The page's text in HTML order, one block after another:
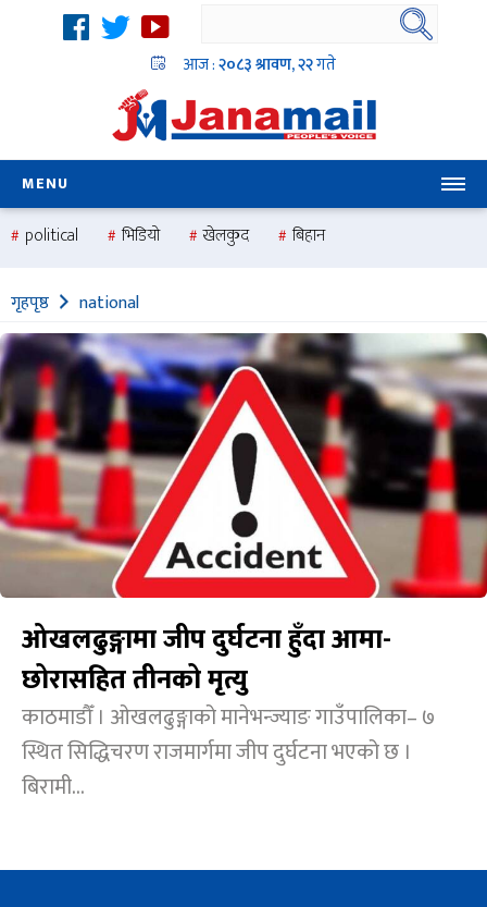
आज :२०८३ श्रावण, २२गते
MENU
political भिडियो खेलकुद
बिहान
national
health
गृहपृष्ठ national
ओखलढुङ्गामा जीप दुर्घटना हुँदा आमा-
छोरासहित तीनको मृत्यु
काठमाडौँ । ओखलढुङ्गाको मानेभन्ज्याङ गाउँपालिका– ७
स्थित सिद्धिचरण राजमार्गमा जीप दुर्घटना भएको छ ।
बिरामी...